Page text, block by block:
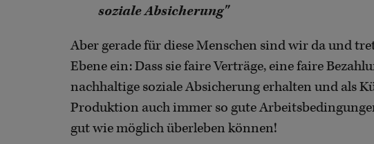
soziale Absicherung"
Aber gerade für diese Menschen sind wir da und
Ebene ein: Dass sie faire Verträge, eine faire
nachhaltige soziale Absicherung erhalten und als
Produktion auch immer so gute
gut wie möglich überleben können!